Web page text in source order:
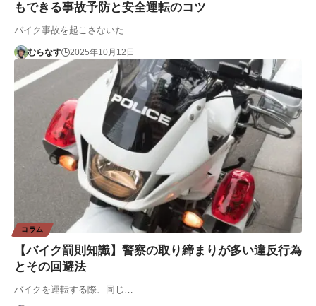
もできる事故予防と安全運転のコツ
バイク事故を起こさないた…
むらなす 2025年10月12日
コラム
【バイク罰則知識】警察の取り締まりが多い違反行為
とその回避法
バイクを運転する際、同じ…